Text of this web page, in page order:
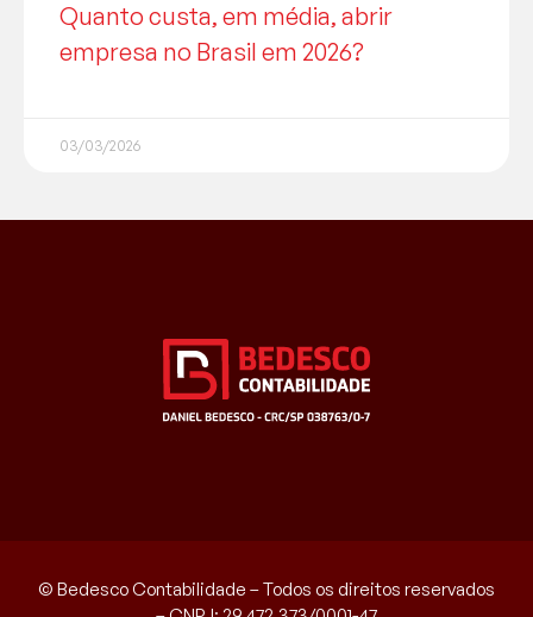
Quanto custa, em média, abrir
empresa no Brasil em 2026?
03/03/2026
© Bedesco Contabilidade – Todos os direitos reservados